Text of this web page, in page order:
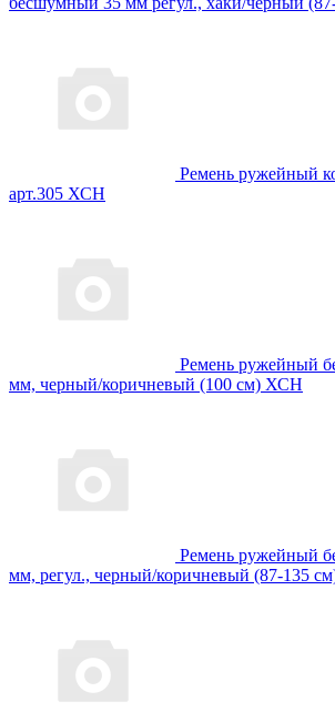
Ремень ружейный
арт.305 ХСН
Ремень ружейный
мм, черный/коричневый (100 см) ХСН
Ремень ружейный
мм, регул., черный/коричневый (87-135